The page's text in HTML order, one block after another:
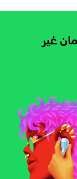
غير